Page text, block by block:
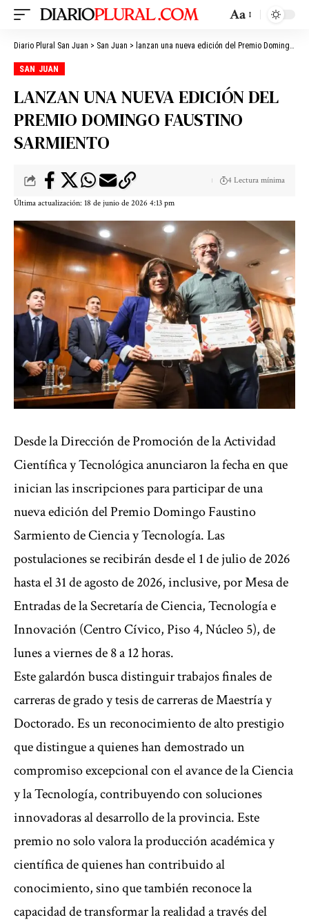
Aa
Diario Plural San Juan > San Juan > lanzan una nueva edición del Premio Domingo Faustino Sarmiento
SAN JUAN
LANZAN UNA NUEVA EDICIÓN DEL
PREMIO DOMINGO FAUSTINO
SARMIENTO
Última actualización: 18 de junio de 2026 4:13 pm
4 Lectura mínima
Desde la Dirección de Promoción de la Actividad
Científica y Tecnológica anunciaron la fecha en que
inician las inscripciones para participar de una
nueva edición del Premio Domingo Faustino
Sarmiento de Ciencia y Tecnología. Las
postulaciones se recibirán desde el 1 de julio de 2026
hasta el 31 de agosto de 2026, inclusive, por Mesa de
Entradas de la Secretaría de Ciencia, Tecnología e
Innovación (Centro Cívico, Piso 4, Núcleo 5), de
lunes a viernes de 8 a 12 horas.
Este galardón busca distinguir trabajos finales de
carreras de grado y tesis de carreras de Maestría y
Doctorado. Es un reconocimiento de alto prestigio
que distingue a quienes han demostrado un
compromiso excepcional con el avance de la Ciencia
y la Tecnología, contribuyendo con soluciones
innovadoras al desarrollo de la provincia. Este
premio no solo valora la producción académica y
científica de quienes han contribuido al
conocimiento, sino que también reconoce la
capacidad de transformar la realidad a través del